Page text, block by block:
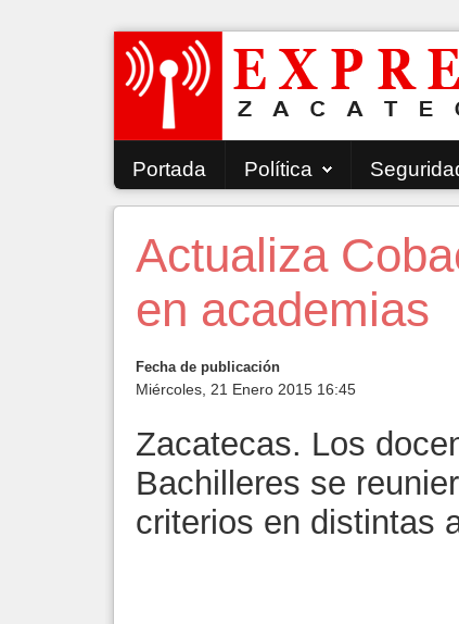
Portada Política
Actualiza
en academias
Fecha de publicación
Miércoles, 21 Enero 2015 16:45
Zacatecas. Los
Bachilleres se
criterios en distintas